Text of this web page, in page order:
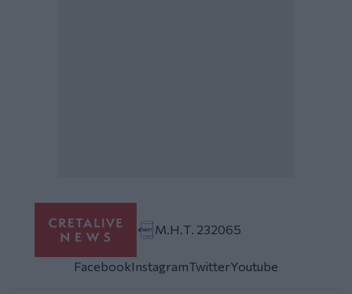
Μ.Η.Τ. 232065
FacebookInstagramTwitterYoutube